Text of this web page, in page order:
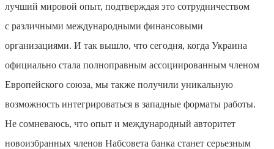
лучший мировой опыт, подтверждая это сотрудничеством
с различными международными финансовыми
организациями. И так вышло, что сегодня, когда Украина
официально стала полноправным ассоциированным членом
Европейского союза, мы также получили уникальную
возможность интегрироваться в западные форматы работы.
Не сомневаюсь, что опыт и международный авторитет
новоизбранных членов Набсовета банка станет серьезным